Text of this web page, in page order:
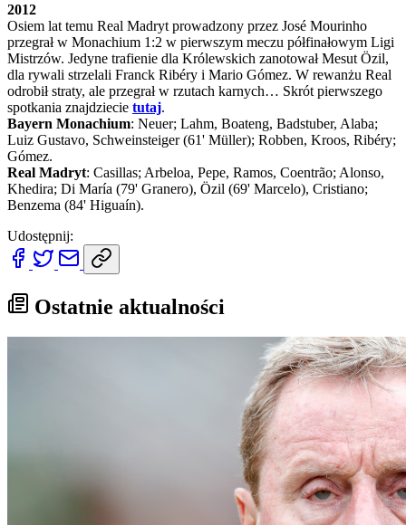
2012
Osiem lat temu Real Madryt prowadzony przez José Mourinho
przegrał w Monachium 1:2 w pierwszym meczu półfinałowym Ligi
Mistrzów. Jedyne trafienie dla Królewskich zanotował Mesut Özil,
dla rywali strzelali Franck Ribéry i Mario Gómez. W rewanżu Real
odrobił straty, ale przegrał w rzutach karnych… Skrót pierwszego
spotkania znajdziecie tutaj.
Bayern Monachium: Neuer; Lahm, Boateng, Badstuber, Alaba;
Luiz Gustavo, Schweinsteiger (61' Müller); Robben, Kroos, Ribéry;
Gómez.
Real Madryt: Casillas; Arbeloa, Pepe, Ramos, Coentrão; Alonso,
Khedira; Di María (79' Granero), Özil (69' Marcelo), Cristiano;
Benzema (84' Higuaín).
Udostępnij:
Ostatnie aktualności